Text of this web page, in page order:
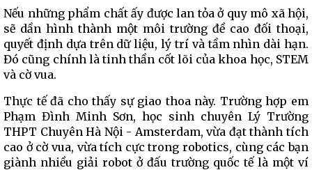
Nếu những phẩm chất ấy được lan tỏa ở quy mô xã hội,
sẽ dần hình thành một môi trường đề cao đối thoại,
quyết định dựa trên dữ liệu, lý trí và tầm nhìn dài hạn.
Đó cũng chính là tinh thần cốt lõi của khoa học, STEM
và cờ vua.
Thực tế đã cho thấy sự giao thoa này. Trường hợp em
Phạm Đình Minh Sơn, học sinh chuyên Lý Trường
THPT Chuyên Hà Nội - Amsterdam, vừa đạt thành tích
cao ở cờ vua, vừa tích cực trong robotics, cùng các bạn
giành nhiều giải robot ở đấu trường quốc tế là một ví